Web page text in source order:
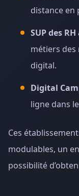
distance en
SUP des
métiers des
digital.
Digital
ligne dans
Ces
modulables, un
possibilité